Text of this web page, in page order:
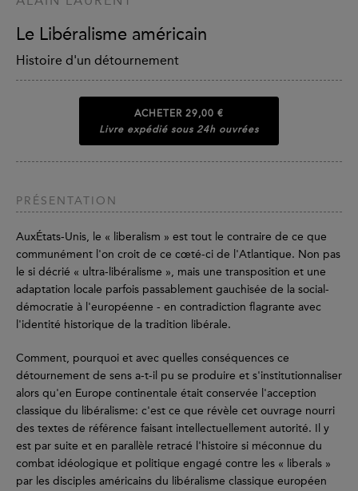
Le Libéralisme américain
Histoire d'un détournement
ACHETER 29,00 €
Livre expédié sous 24h ouvrées
PRÉSENTATION
AuxÉtats-Unis, le « liberalism » est tout le contraire de ce que
communément l'on croit de ce cœté-ci de l'Atlantique. Non pas
le si décrié « ultra-libéralisme », mais une transposition et une
adaptation locale parfois passablement gauchisée de la social-
démocratie à l'européenne - en contradiction flagrante avec
l'identité historique de la tradition libérale.
Comment, pourquoi et avec quelles conséquences ce
détournement de sens a-t-il pu se produire et s'institutionnaliser
alors qu'en Europe continentale était conservée l'acception
classique du libéralisme: c'est ce que révèle cet ouvrage nourri
des textes de référence faisant intellectuellement autorité. Il y
est par suite et en parallèle retracé l'histoire si méconnue du
combat idéologique et politique engagé contre les « liberals »
par les disciples américains du libéralisme classique européen